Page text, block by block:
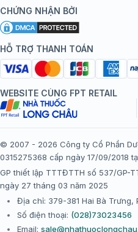
Chính sách nội dung
Chính sách bảo mật
Chính sách bảo mật dữ liệu cá
Chính sách thanh toán
Chính sách đổi trả gói, mũi
FPT Long Châu
Thể lệ chương trình “Tích
Đội ngũ bác sĩ, chuyên gia
Hệ thống trung tâm tiêm chủng
Khuyến mãi
Tôi nên tiêm gì?
Tiêm chủng đi nước ngoài
CHỨNG NHẬN BỞI
HỖ TRỢ THANH TOÁN
WEBSITE CÙNG FPT RETAIL
© 2007 - 2026 Công ty Cổ Phần
0315275368 cấp ngày 17/09/2018
GP thiết lập TTTĐTTH số 537/GP-
ngày 27 tháng 03 năm 2025
Địa chỉ: 379-381 Hai Bà Trưng,
Số điện thoại: (028)73023456
Email: